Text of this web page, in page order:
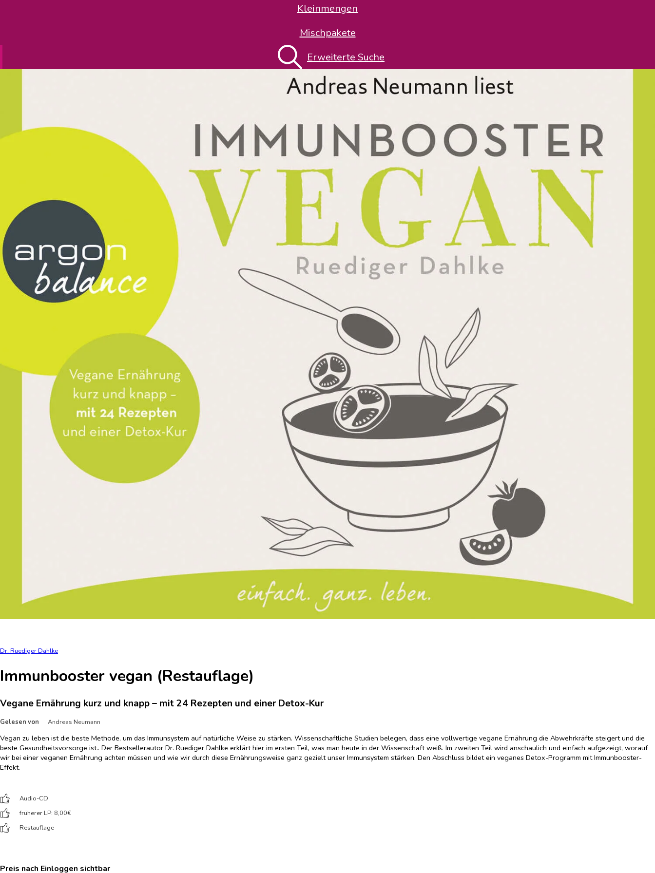
Kleinmengen
Mischpakete
Erweiterte Suche
Dr. Ruediger Dahlke
Immunbooster vegan (Restauflage)
Vegane Ernährung kurz und knapp – mit 24 Rezepten und einer Detox-Kur
Gelesen von Andreas Neumann
Vegan zu leben ist die beste Methode, um das Immunsystem auf natürliche Weise zu stärken. Wissenschaftliche Studien belegen, dass eine vollwertige vegane Ernährung die Abwehrkräfte steigert und die
beste Gesundheitsvorsorge ist.. Der Bestsellerautor Dr. Ruediger Dahlke erklärt hier im ersten Teil, was man heute in der Wissenschaft weiß. Im zweiten Teil wird anschaulich und einfach aufgezeigt, worauf
wir bei einer veganen Ernährung achten müssen und wie wir durch diese Ernährungsweise ganz gezielt unser Immunsystem stärken. Den Abschluss bildet ein veganes Detox-Programm mit Immunbooster-
Effekt.
Audio-CD
früherer LP: 8,00€
Restauflage
Preis nach Einloggen sichtbar